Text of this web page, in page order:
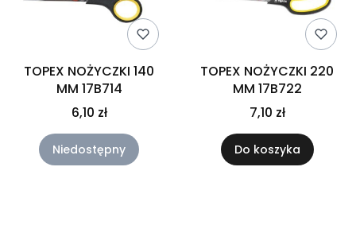
TOPEX NOŻYCZKI 140
MM 17B714
6,10 zł
Niedostępny
TOPEX NOŻYCZKI 220
MM 17B722
7,10 zł
Do koszyka